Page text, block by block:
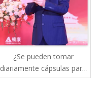
¿Se pueden tomar
diariamente cápsulas para
el hígado o la resaca?